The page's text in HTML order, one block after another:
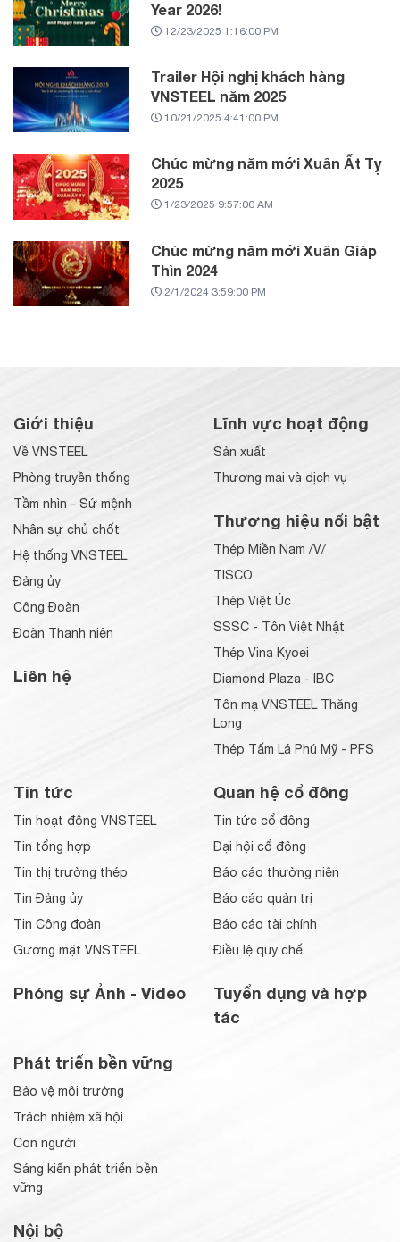
Year 2026!
12/23/2025 1:16:00 PM
Trailer Hội nghị khách hàng
VNSTEEL năm 2025
10/21/2025 4:41:00 PM
Chúc mừng năm mới Xuân Ất Tỵ
2025
1/23/2025 9:57:00 AM
Chúc mừng năm mới Xuân Giáp
Thìn 2024
2/1/2024 3:59:00 PM
Giới thiệu
Về VNSTEEL
Phòng truyền thống
Tầm nhìn - Sứ mệnh
Nhân sự chủ chốt
Hệ thống VNSTEEL
Đảng ủy
Công Đoàn
Đoàn Thanh niên
Liên hệ
Lĩnh vực hoạt động
Sản xuất
Thương mại và dịch vụ
Thương hiệu nổi bật
Thép Miền Nam /V/
TISCO
Thép Việt Úc
SSSC - Tôn Việt Nhật
Thép Vina Kyoei
Diamond Plaza - IBC
Tôn mạ VNSTEEL Thăng
Long
Thép Tấm Lá Phú Mỹ - PFS
Tin tức
Tin hoạt động VNSTEEL
Tin tổng hợp
Tin thị trường thép
Tin Đảng ủy
Tin Công đoàn
Gương mặt VNSTEEL
Phóng sự Ảnh - Video
Quan hệ cổ đông
Tin tức cổ đông
Đại hội cổ đông
Báo cáo thường niên
Báo cáo quản trị
Báo cáo tài chính
Điều lệ quy chế
Tuyển dụng và hợp
tác
Phát triển bền vững
Bảo vệ môi trường
Trách nhiệm xã hội
Con người
Sáng kiến phát triển bền
vững
Nội bộ